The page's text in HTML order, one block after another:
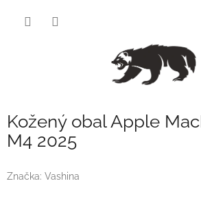
Kožený obal Apple
M4 2025
Značka: Vashina